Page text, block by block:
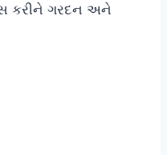
કરીને ગરદન અને